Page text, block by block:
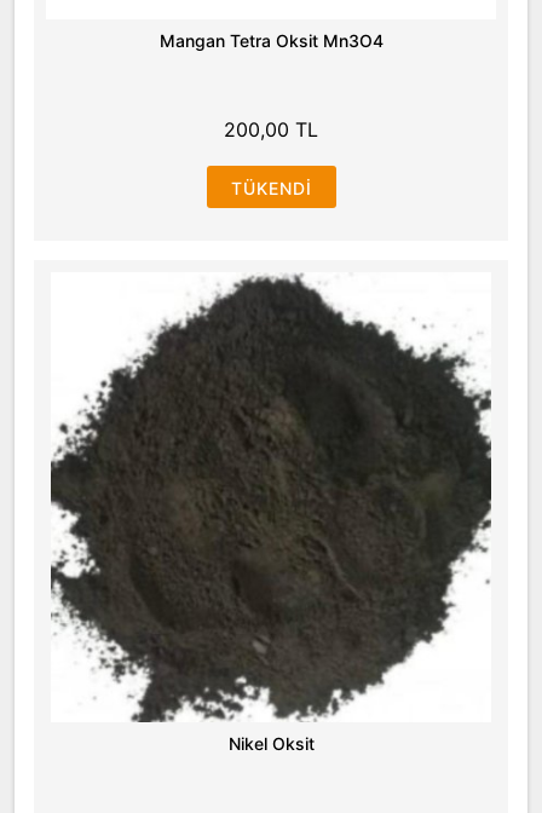
Mangan Tetra Oksit Mn3O4
200,00 TL
TÜKENDI
Nikel Oksit